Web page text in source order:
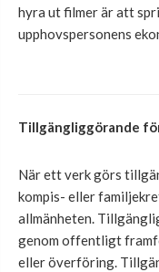
hyra ut filmer är att
upphovspersonens
Tillgängliggörande
När ett verk görs
kompis- eller
allmänheten.
genom offentligt
eller överföring.